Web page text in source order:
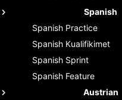
Spanish
Spanish Practice
Spanish Kualifikimet
Spanish Sprint
Spanish Feature
Austrian